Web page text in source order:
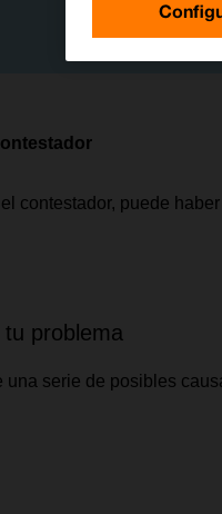
contestador, puede
problema
una serie de posibles